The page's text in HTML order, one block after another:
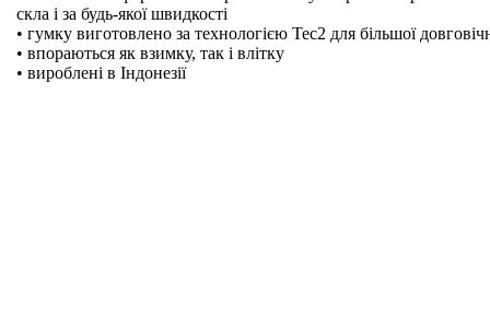
скла і за будь-якої швидкості
• гумку виготовлено за технологією Tec2 для більшої
• впораються як взимку, так і влітку
• вироблені в Індонезії